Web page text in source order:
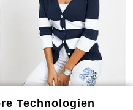
Technologien